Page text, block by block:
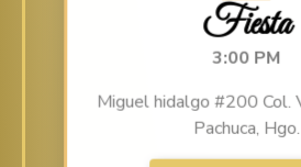
Fiesta
3:00 PM
Miguel hidalgo #200 Col.
Pachuca, Hgo.